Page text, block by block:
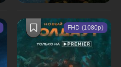
FHD (1080p)